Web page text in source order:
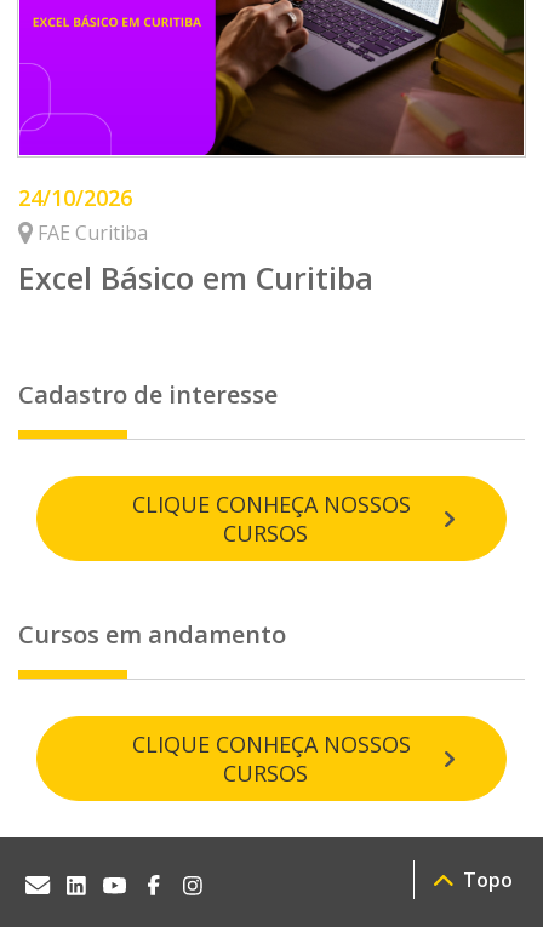
24/10/2026
FAE Curitiba
Excel Básico em Curitiba
Cadastro de interesse
CLIQUE CONHEÇA NOSSOS
CURSOS
Cursos em andamento
CLIQUE CONHEÇA NOSSOS
CURSOS
Topo